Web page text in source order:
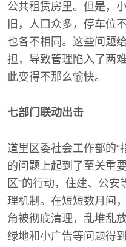
公共租赁房里。但是，
旧，人口众多，停车位
也各不相同。这些问题
担，导致管理陷入了两
此变得不那么愉快。
七部门联动出击
道里区委社会工作部的“
的问题上起到了至关重
区”的行动，住建、公
理机制。在短短数月间
角被彻底清理，乱堆乱
绿地和小广告等问题得